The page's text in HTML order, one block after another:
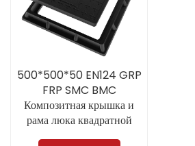
500*500*50 EN124 GRP
FRP SMC BMC
Композитная крышка и
рама люка квадратной